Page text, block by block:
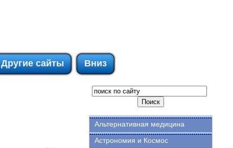
Другие сайты Вниз
Альтернативная медицина
Астрономия и Космос